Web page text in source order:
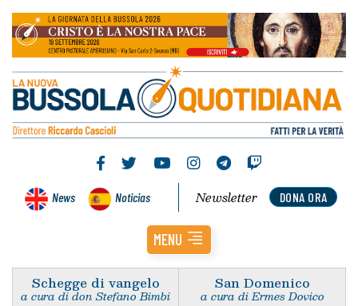
News Noticias DONA ORA
Newsletter
MENU
Schegge di vangelo
a cura di don Stefano Bimbi
San Domenico
a cura di Ermes Dovico